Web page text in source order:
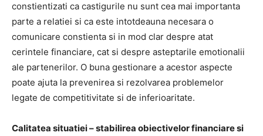
constientizati ca castigurile nu sunt cea mai importanta
parte a relatiei si ca este intotdeauna necesara o
comunicare constienta si in mod clar despre atat
cerintele financiare, cat si despre asteptarile emotionalii
ale partenerilor. O buna gestionare a acestor aspecte
poate ajuta la prevenirea si rezolvarea problemelor
legate de competitivitate si de inferioaritate.
Calitatea situatiei – stabilirea obiectivelor financiare si